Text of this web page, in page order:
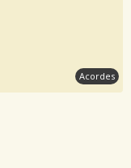
Acordes